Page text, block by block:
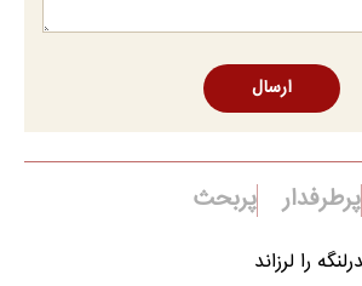
ارسال
پرطرفدار پربحث